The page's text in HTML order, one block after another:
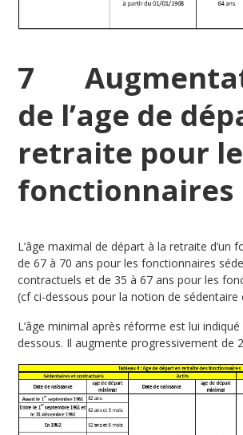
7
de l’age de
retraite pour
fonctionnaires
L’âge maximal de départ à la retraite d’un
de 67 à 70 ans pour les fonctionnaires
contractuels et de 35 à 67 ans pour les
(cf ci-dessous pour la notion de sédentaire
L’âge minimal après réforme est lui
dessous. Il augmente progressivement de